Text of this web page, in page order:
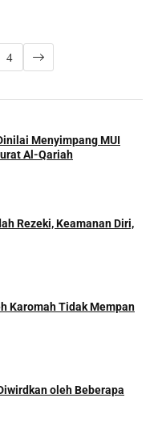
4
Menyimpang MUI
Al-Qariah
Rezeki, Keamanan Diri,
Karomah Tidak Mempan
oleh Beberapa